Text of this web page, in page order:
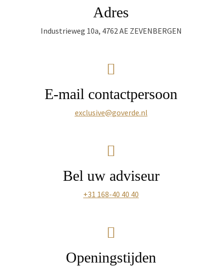
Adres
Industrieweg 10a, 4762 AE ZEVENBERGEN
E-mail contactpersoon
exclusive@goverde.nl
Bel uw adviseur
+31 168-40 40 40
Openingstijden